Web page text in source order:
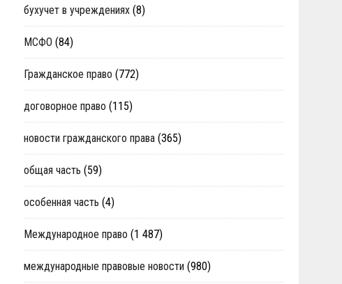
бухучет в учреждениях (8)
МСФО (84)
Гражданское право (772)
договорное право (115)
новости гражданского права (365)
общая часть (59)
особенная часть (4)
Международное право (1 487)
международные правовые новости (980)